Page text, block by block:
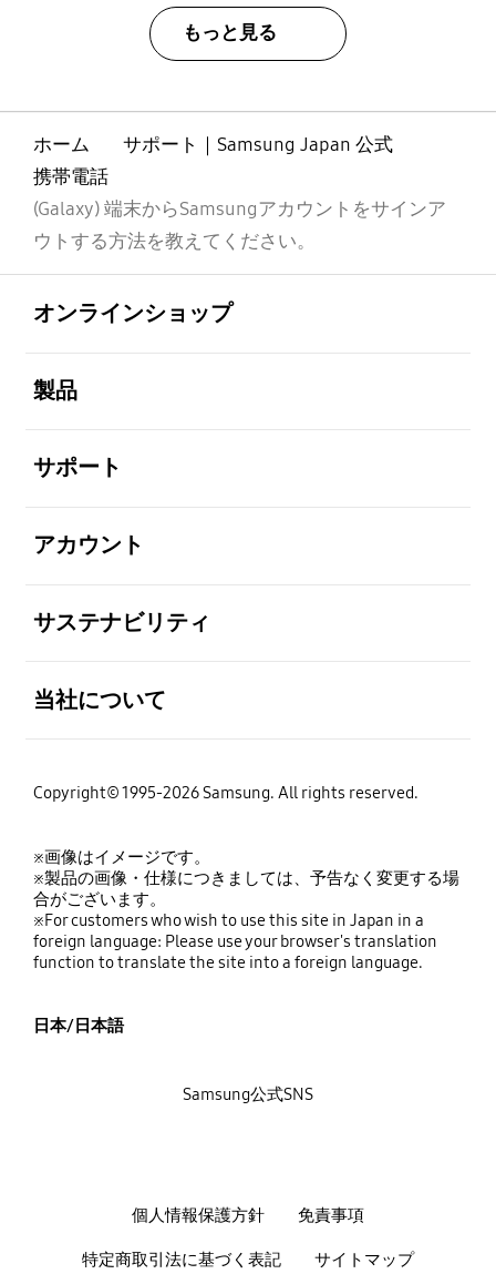
もっと見る
ホーム
サポート｜Samsung Japan 公式
携帯電話
(Galaxy) 端末からSamsungアカウントをサインア
ウトする方法を教えてください。
オンラインショップ
製品
サポート
アカウント
サステナビリティ
当社について
Copyright© 1995-2026 Samsung. All rights reserved.
※画像はイメージです。
※製品の画像・仕様につきましては、予告なく変更する場
合がございます。
※For customers who wish to use this site in Japan in a
foreign language: Please use your browser's translation
function to translate the site into a foreign language.
日本/日本語
個人情報保護方針 免責事項
特定商取引法に基づく表記 サイトマップ
Samsung公式SNS